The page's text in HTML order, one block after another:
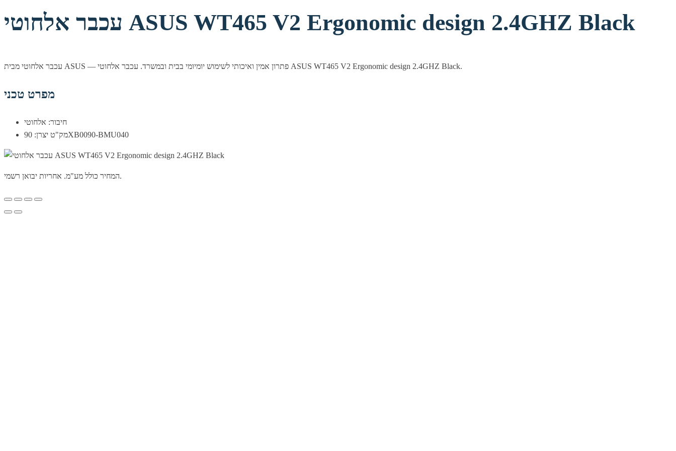
עכבר אלחוטי ASUS WT465 V2 Ergonomic design 2.4GHZ Black
עכבר אלחוטי מבית ASUS — פתרון אמין ואיכותי לשימוש יומיומי בבית ובמשרד. עכבר אלחוטי ASUS WT465 V2 Ergonomic design 2.4GHZ Black.
מפרט טכני
חיבור: אלחוטי
מק"ט יצרן: 90XB0090-BMU040
המחיר כולל מע"מ. אחריות יבואן רשמי.